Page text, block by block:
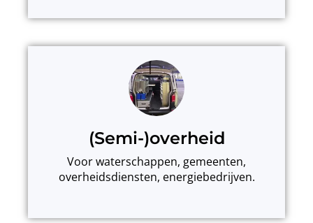
(Semi-)overheid
Voor waterschappen, gemeenten,
overheidsdiensten, energiebedrijven.